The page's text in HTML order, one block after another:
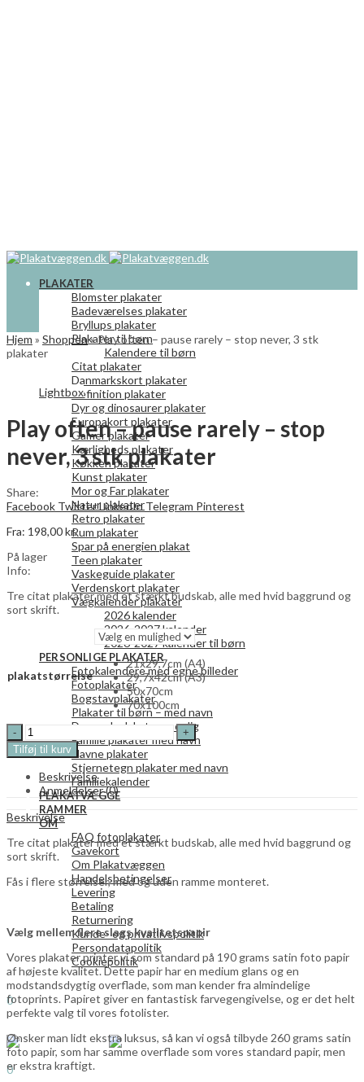
PLAKATER
Blomster plakater
Badeværelses plakater
Bryllups plakater
Plakater til børn
Kalendere til børn
Citat plakater
Danmarkskort plakater
Definition plakater
Dyr og dinosaurer plakater
Europakort plakater
Gamer plakater
Kærligheds plakater
Køkken plakater
Kunst plakater
Mor og Far plakater
Natur plakater
Retro plakater
Rum plakater
Spar på energien plakat
Teen plakater
Vaskeguide plakater
Verdenskort plakater
Vægkalender plakater
2026 kalender
2026-2027 kalender
2026-2027 kalender til børn
PERSONLIGE PLAKATER
Fotokalendere med egne billeder
Fotoplakater
Bogstavplakater
Plakater til børn – med navn
Danmark plakat personlig
Familie plakater med navn
Navne plakater
Stjernetegn plakater med navn
Familiekalender
PLAKATVÆGGE
RAMMER
OM
FAQ fotoplakater
Gavekort
Om Plakatvæggen
Handelsbetingelser
Levering
Betaling
Returnering
Kunde- og privatlivspolitik
Persondatapolitik
Cookiepolitik
Search
0
0,00kr.
Search
0
Hjem » Shoppen»Play often – pause rarely – stop never, 3 stk
plakater
Lightbox
Play often – pause rarely – stop
never, 3 stk plakater
Share:
Facebook TwitterLinkedIn Telegram Pinterest
Fra: 198,00kr.
På lager
Info:
Tre citat plakater med et stærkt budskab, alle med hvid baggrund og
sort skrift.
plakatstørrelse
21x29,7cm (A4)
29,7x42cm (A3)
50x70cm
70x100cm
Play
often
-
pause
rarely
stop
never,
3
stk
quantity
Tilføj til kurv
Beskrivelse
Anmeldelser (0)
Beskrivelse
Tre citat plakater med et stærkt budskab, alle med hvid baggrund og
sort skrift.
Fås i flere størrelser, med og uden ramme monteret.
Vælg mellem flere slags kvalitetspapir
Vores plakater printer vi som standard på 190 grams satin foto papir
af højeste kvalitet. Dette papir har en medium glans og en
modstandsdygtig overflade, som man kender fra almindelige
fotoprints. Papiret giver en fantastisk farvegengivelse, og er det helt
perfekte valg til vores fotolister.
Ønsker man lidt ekstra luksus, så kan vi også tilbyde 260 grams satin
foto papir, som har samme overflade som vores standard papir, men
er ekstra kraftigt.